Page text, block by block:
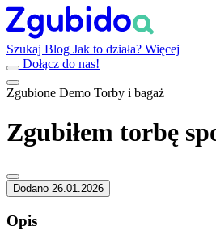
Szukaj Blog Jak to działa? Więcej
Dołącz do nas!
Zgubione Demo Torby i bagaż
Zgubiłem torbę
Dodano 26.01.2026
Opis